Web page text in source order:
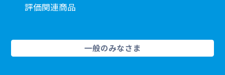
評価関連商品
一般のみなさま